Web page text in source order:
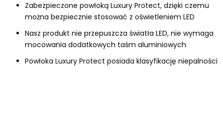
Zabezpieczone powłoką Luxury Protect, dzięki czemu
można bezpiecznie stosować z oświetleniem LED
Nasz produkt nie przepuszcza światła LED, nie wymaga
mocowania dodatkowych taśm aluminiowych
Powłoka Luxury Protect posiada klasyfikację niepalności